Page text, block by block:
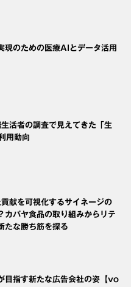
現のための医療AIとデータ活用
活者の調査で見えてきた「生
用動向
献を可視化するサイネージの
カバヤ食品の取り組みからリテ
たな勝ち筋を探る
目指す新たな広告会社の姿【vo